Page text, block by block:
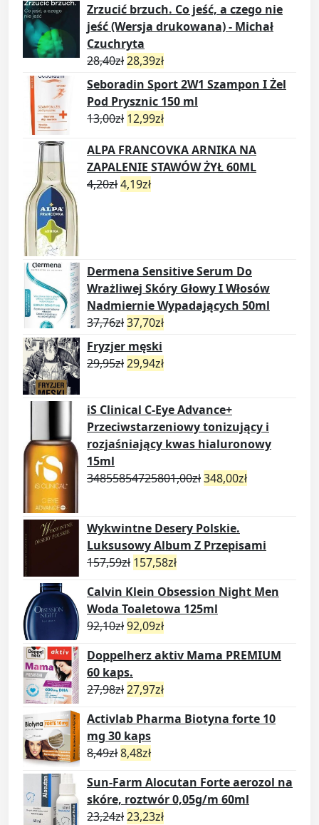
Zrzucić brzuch. Co jeść, a czego nie
jeść (Wersja drukowana) - Michał
Czuchryta
28,40zł28,39zł
Seboradin Sport 2W1 Szampon I Żel
Pod Prysznic 150 ml
13,00zł 12,99zł
ALPA FRANCOVKA ARNIKA NA
ZAPALENIE STAWÓW ŻYŁ 60ML
4,20zł4,19zł
Dermena Sensitive Serum Do
Wrażliwej Skóry Głowy I Włosów
Nadmiernie Wypadających 50ml
37,76zł37,70zł
Fryzjer męski
29,95zł29,94zł
iS Clinical C-Eye Advance+
Przeciwstarzeniowy tonizujący i
rozjaśniający kwas hialuronowy
15ml
34855854725801,00zł348,00zł
Wykwintne Desery Polskie.
Luksusowy Album Z Przepisami
157,59zł 157,58zł
Calvin Klein Obsession Night Men
Woda Toaletowa 125ml
92,10zł92,09zł
Doppelherz aktiv Mama PREMIUM
60 kaps.
27,98zł27,97zł
Activlab Pharma Biotyna forte 10
mg 30 kaps
8,49zł8,48zł
Sun-Farm Alocutan Forte aerozol na
skóre, roztwór 0,05g/m 60ml
23,24zł23,23zł